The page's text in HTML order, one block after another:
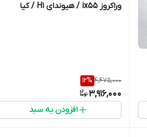
وراکروز ix55 / هیوندای H1 / کیا
4,475,000
12%
3,916,000
افزودن به سبد